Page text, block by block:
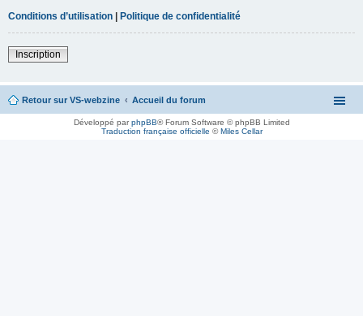
Conditions d’utilisation | Politique de confidentialité
Inscription
Retour sur VS-webzine Accueil du forum
Développé parphpBB® Forum Software © phpBB Limited
Traduction française officielle ©Miles Cellar